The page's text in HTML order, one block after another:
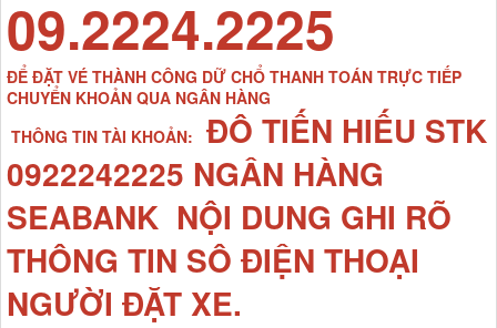
09.2224.2225
ĐỂ ĐẶT VÉ THÀNH CÔNG DỮ CHỔ THANH TOÁN TRỰC TIẾP
CHUYỂN KHOẢN QUA NGÂN HÀNG
THÔNG TIN TÀI KHOẢN:
ĐÔ TIẾN HIẾU STK
0922242225 NGÂN HÀNG
SEABANK NỘI DUNG GHI RÕ
THÔNG TIN SÔ ĐIỆN THOẠI
NGƯỜI ĐẶT XE.